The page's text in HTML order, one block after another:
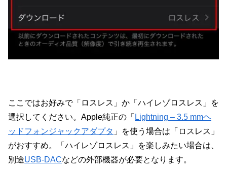
ここではお好みで「ロスレス」か「ハイレゾロスレス」を
選択してください。Apple純正の「 Lightning – 3.5 mmヘ
ッドフォンジャックアダプタ 」を使う場合は「ロスレス」
がおすすめ。「ハイレゾロスレス」を楽しみたい場合は、
別途USB-DACなどの外部機器が必要となります。